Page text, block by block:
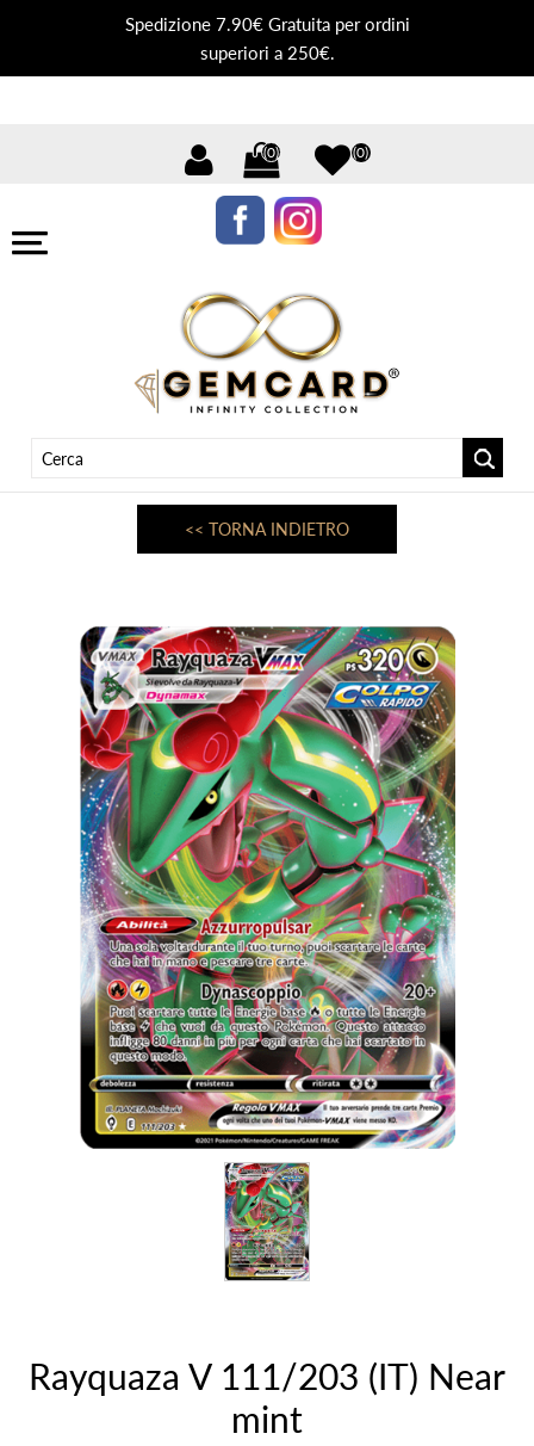
Spedizione 7.90€ Gratuita per ordini
superiori a 250€.
(0) (0)
<< TORNA INDIETRO
Rayquaza V 111/203 (IT) Near
mint